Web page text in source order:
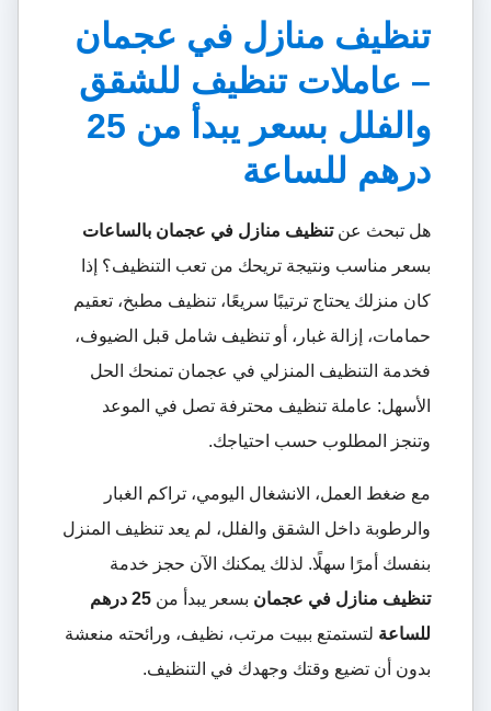
تنظيف منازل في عجمان
– عاملات تنظيف للشقق
والفلل بسعر يبدأ من 25
درهم للساعة
هل تبحث عنتنظيف منازل في عجمان بالساعات
بسعر مناسب ونتيجة تريحك من تعب التنظيف؟ إذا
كان منزلك يحتاج ترتيبًا سريعًا، تنظيف مطبخ، تعقيم
حمامات، إزالة غبار، أو تنظيف شامل قبل الضيوف،
فخدمة التنظيف المنزلي في عجمان تمنحك الحل
الأسهل: عاملة تنظيف محترفة تصل في الموعد
وتنجز المطلوب حسب احتياجك.
مع ضغط العمل، الانشغال اليومي، تراكم الغبار
والرطوبة داخل الشقق والفلل، لم يعد تنظيف المنزل
بنفسك أمرًا سهلًا. لذلك يمكنك الآن حجز خدمة
تنظيف منازل في عجمان بسعر يبدأ من
25 درهم
للساعة لتستمتع ببيت مرتب، نظيف، ورائحته منعشة
بدون أن تضيع وقتك وجهدك في التنظيف.